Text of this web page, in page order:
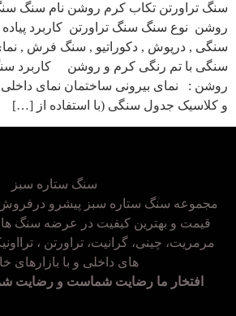
سنگ تراورتن تکاب کرم روشن نام سنگ
روشن نوع سنگ سنگ تراورتن کاربرد
سنگی , درپوش , دکوراتیو , سنگ فرش ,
سنگی با تم رنگی کرم و روشن کاربرد
روشن : نمای بیرونی ساختمان نمای
و کلاسیک جدول سنگی (با استفاده از […]
سنگ ستاره سبز
مجموعه سنگ ستاره سبز پیشرو درفروش
قیمت و بهترین کیفیت در عرضه سنگ
مرمریت، چینی، گرانیت، تراورتن ،
های داخلی و با بازارهای
افتخار ما رضایت شماست و رضایت